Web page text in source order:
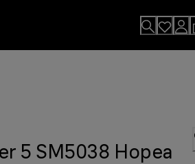
5 SM5038 Hopea